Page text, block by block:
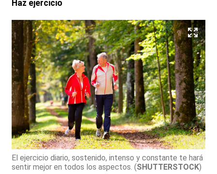
Haz ejercicio
El ejercicio diario, sostenido, intenso y constante te hará
sentir mejor en todos los aspectos. (SHUTTERSTOCK)